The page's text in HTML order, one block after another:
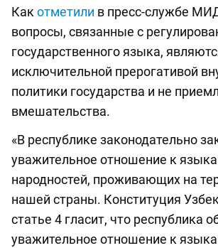
Какотметили в пресс-службе
вопросы, связанные с
государственного языка,
исключительной прерогативой
политики государства и не
вмешательства.
«В республике законодательно
уважительное отношение к
народностей, проживающих на
нашей страны. Конституция
статье 4 гласит, что республика
уважительное отношение к